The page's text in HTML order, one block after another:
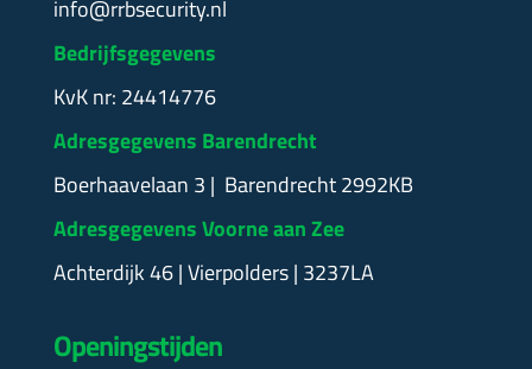
info@rrbsecurity.nl
Bedrijfsgegevens
KvK nr: 24414776
Adresgegevens Barendrecht
Boerhaavelaan 3 | Barendrecht 2992KB
Adresgegevens Voorne aan Zee
Achterdijk 46 | Vierpolders | 3237LA
Openingstijden